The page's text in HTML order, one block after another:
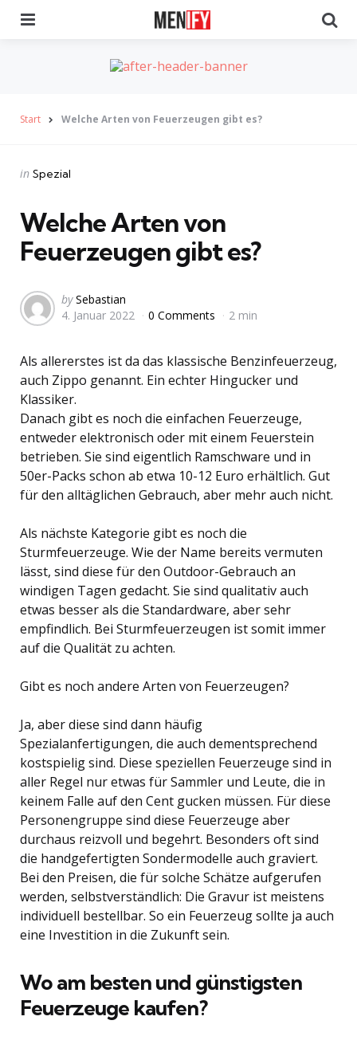
Start Welche Arten von Feuerzeugen gibt es?
Categories
Posted
in Spezial
Welche Arten von
Feuerzeugen gibt es?
Posted
by
by Sebastian
4. Januar 2022
0 Comments 2 min
Als allererstes ist da das klassische Benzinfeuerzeug,
auch Zippo genannt. Ein echter Hingucker und
Klassiker.
Danach gibt es noch die einfachen Feuerzeuge,
entweder elektronisch oder mit einem Feuerstein
betrieben. Sie sind eigentlich Ramschware und in
50er-Packs schon ab etwa 10-12 Euro erhältlich. Gut
für den alltäglichen Gebrauch, aber mehr auch nicht.
Als nächste Kategorie gibt es noch die
Sturmfeuerzeuge. Wie der Name bereits vermuten
lässt, sind diese für den Outdoor-Gebrauch an
windigen Tagen gedacht. Sie sind qualitativ auch
etwas besser als die Standardware, aber sehr
empfindlich. Bei Sturmfeuerzeugen ist somit immer
auf die Qualität zu achten.
Gibt es noch andere Arten von Feuerzeugen?
Ja, aber diese sind dann häufig
Spezialanfertigungen, die auch dementsprechend
kostspielig sind. Diese speziellen Feuerzeuge sind in
aller Regel nur etwas für Sammler und Leute, die in
keinem Falle auf den Cent gucken müssen. Für diese
Personengruppe sind diese Feuerzeuge aber
durchaus reizvoll und begehrt. Besonders oft sind
die handgefertigten Sondermodelle auch graviert.
Bei den Preisen, die für solche Schätze aufgerufen
werden, selbstverständlich: Die Gravur ist meistens
individuell bestellbar. So ein Feuerzeug sollte ja auch
eine Investition in die Zukunft sein.
Wo am besten und günstigsten
Feuerzeuge kaufen?